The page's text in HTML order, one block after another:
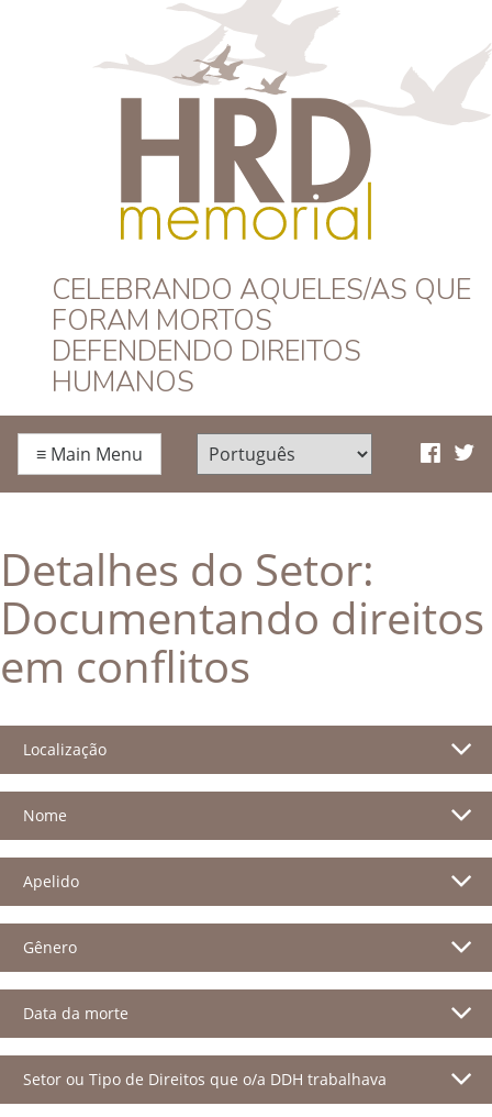
HRD Memorial –
Português
CELEBRANDO AQUELES/AS QUE
FORAM MORTOS
DEFENDENDO DIREITOS
HUMANOS
≡ Main Menu
Detalhes do Setor:
Documentando direitos
em conflitos
Localização
Nome
Apelido
Gênero
Data da morte
Setor ou Tipo de Direitos que o/a DDH trabalhava